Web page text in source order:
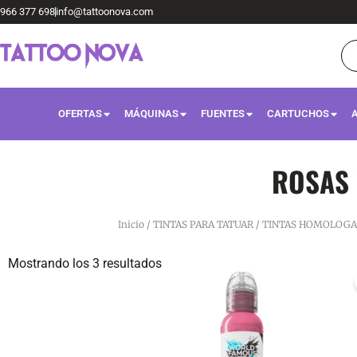
Ir
contenido
966 377 698info@tattoonova.com
de
OFERTAS MÁQUINAS FUENTES CARTUCHOS
Inicio/ TINTAS PARA TATUAR/ TINTAS
Mostrando los 3 resultados